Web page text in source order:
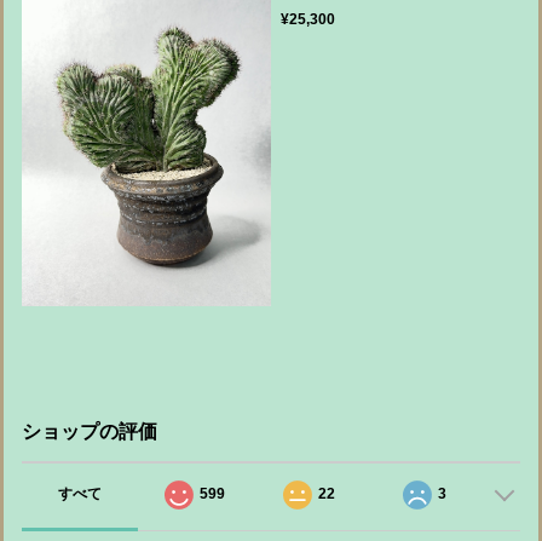
¥25,300
ショップの評価
すべて 599 22 3